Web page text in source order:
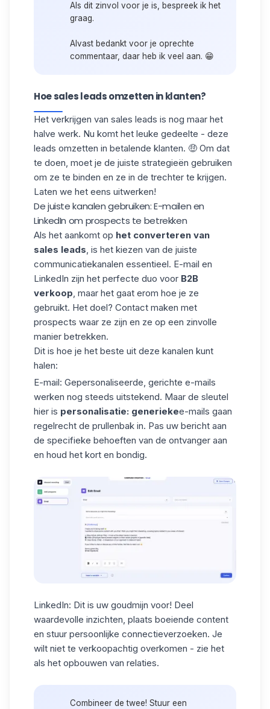
Als dit zinvol voor je is, bespreek ik het
graag.
Alvast bedankt voor je oprechte
commentaar, daar heb ik veel aan. 😁
Hoe sales leads omzetten in klanten?
Het verkrijgen van sales leads is nog maar het
halve werk. Nu komt het leuke gedeelte - deze
leads omzetten in betalende klanten. 🤑 Om dat
te doen, moet je de juiste strategieën gebruiken
om ze te binden en ze in de trechter te krijgen.
Laten we het eens uitwerken!
De juiste kanalen gebruiken: E-mailen en
LinkedIn om prospects te betrekken
Als het aankomt op het converteren van
sales leads, is het kiezen van de juiste
communicatiekanalen essentieel. E-mail en
LinkedIn zijn het perfecte duo voor B2B
verkoop, maar het gaat erom hoe je ze
gebruikt. Het doel? Contact maken met
prospects waar ze zijn en ze op een zinvolle
manier betrekken.
Dit is hoe je het beste uit deze kanalen kunt
halen:
E-mail: Gepersonaliseerde, gerichte e-mails
werken nog steeds uitstekend. Maar de sleutel
hier is personalisatie: generiekee-mails gaan
regelrecht de prullenbak in. Pas uw bericht aan
de specifieke behoeften van de ontvanger aan
en houd het kort en bondig.
LinkedIn: Dit is uw goudmijn voor! Deel
waardevolle inzichten, plaats boeiende content
en stuur persoonlijke connectieverzoeken. Je
wilt niet te verkoopachtig overkomen - zie het
als het opbouwen van relaties.
Combineer de twee! Stuur een